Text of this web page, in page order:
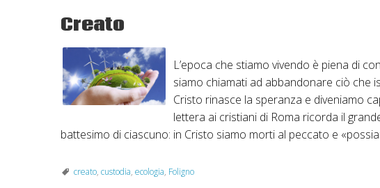
Creato
L’epoca che stiamo vivendo è piena di
siamo chiamati ad abbandonare ciò che
Cristo rinasce la speranza e diveniamo
lettera ai cristiani di Roma ricorda il
battesimo di ciascuno: in Cristo siamo morti al peccato e
creato, custodia, ecologia, Foligno